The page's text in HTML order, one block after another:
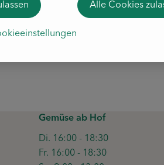
Was ist drin?
Gemüse ab Hof
Di. 16:00 - 18:30
Fr. 16:00 - 18:30
Alle Cookies